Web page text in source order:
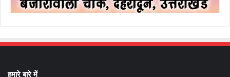
हमारे बारे में